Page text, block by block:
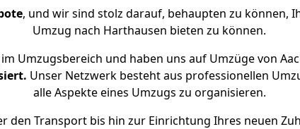
, und wir sind stolz darauf, behaupten zu können,
Umzug nach Harthausen bieten zu können.
im Umzugsbereich und haben uns auf Umzüge von
Unser Netzwerk besteht aus professionellen
alle Aspekte eines Umzugs zu organisieren.
den Transport bis hin zur Einrichtung Ihres neuen